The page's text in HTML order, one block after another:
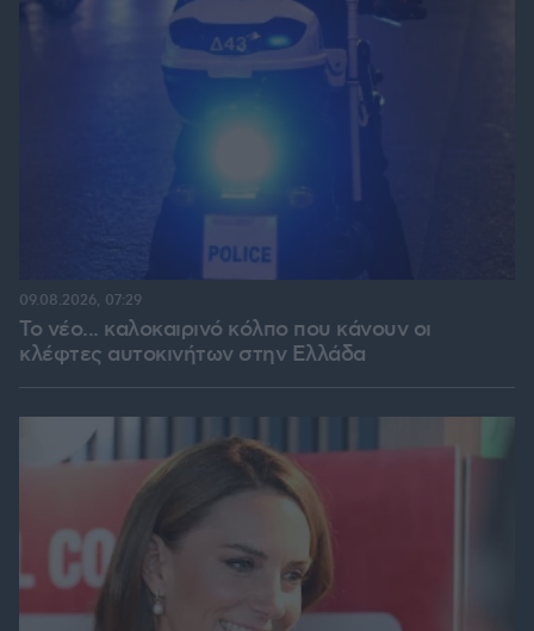
Το νέο... καλοκαιρινό κόλπο που κάνουν οι
κλέφτες αυτοκινήτων στην Ελλάδα
09.08.2026, 07:29